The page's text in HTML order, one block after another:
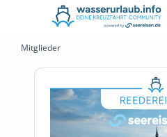
Mitglieder